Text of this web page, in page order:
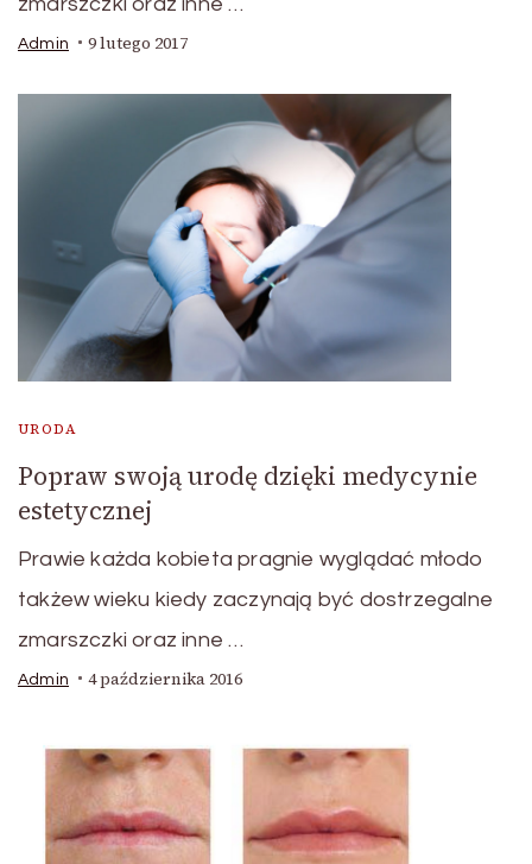
Admin 9 lutego 2017
URODA
Popraw swoją urodę dzięki medycynie
estetycznej
Prawie każda kobieta pragnie wyglądać młodo
takżew wieku kiedy zaczynają być dostrzegalne
zmarszczki oraz inne …
Admin 4 października 2016